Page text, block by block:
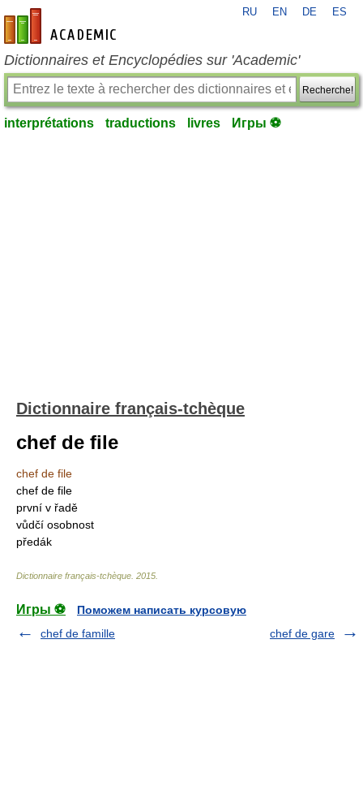
fr-academic.com
RU EN DE ES
Dictionnaires et Encyclopédies sur 'Academic'
Recherche!
interprétations traductions livres Игры ⚽
Dictionnaire français-tchèque
chef de file
chef de file
chef de file
první v řadě
vůdčí osobnost
předák
Dictionnaire français-tchèque 2015
Игры ⚽
Поможем написать курсовую
chef de famille
chef de gare